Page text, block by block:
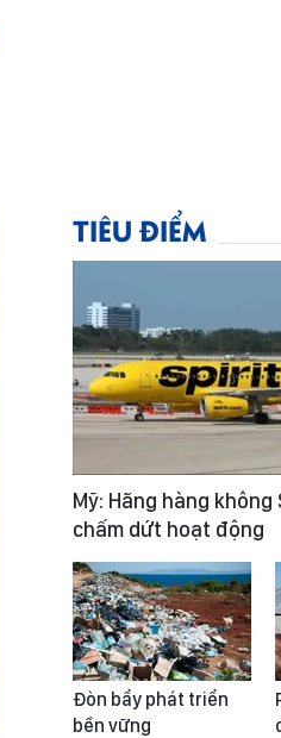
TIÊU ĐIỂM
Mỹ: Hãng hàng
chấm dứt hoạt động
Đòn bẩy phát triển
bền vững